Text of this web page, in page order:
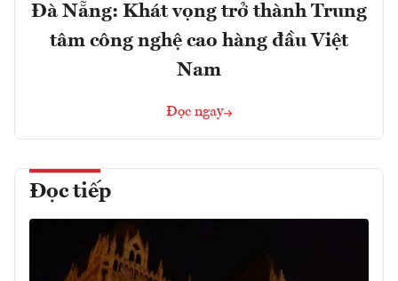
Đà Nẵng: Khát vọng trở thành Trung
tâm công nghệ cao hàng đầu Việt
Nam
Đọc ngay
Đọc tiếp